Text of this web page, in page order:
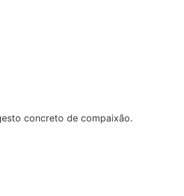
concreto de compaixão.